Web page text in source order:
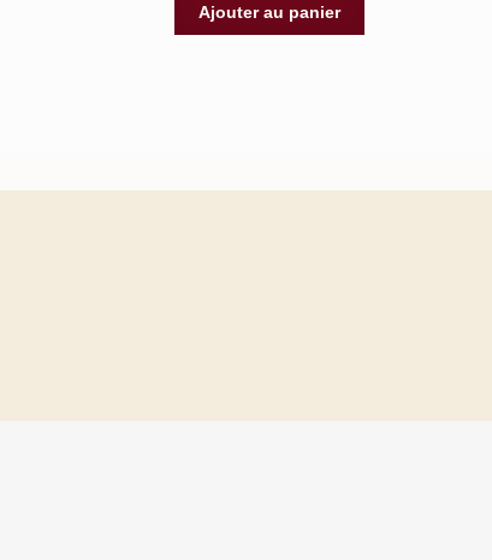
Ajouter au panier